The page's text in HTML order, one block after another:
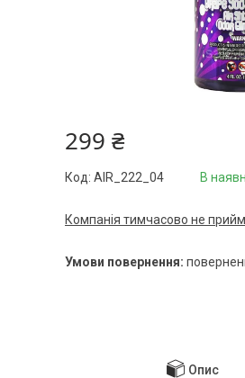
299 ₴
В
Код: AIR_222_04
Компанія тимчасово не
Опис